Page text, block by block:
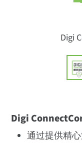
Digi
Digi
通过提供精